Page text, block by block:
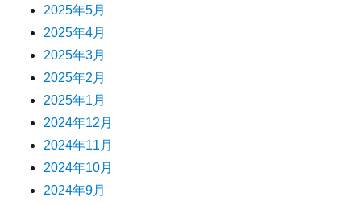
2025年5月
2025年4月
2025年3月
2025年2月
2025年1月
2024年12月
2024年11月
2024年10月
2024年9月